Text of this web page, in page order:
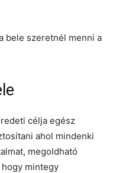
bele szeretnél menni a
célja egész
ahol mindenki
megoldható
mintegy